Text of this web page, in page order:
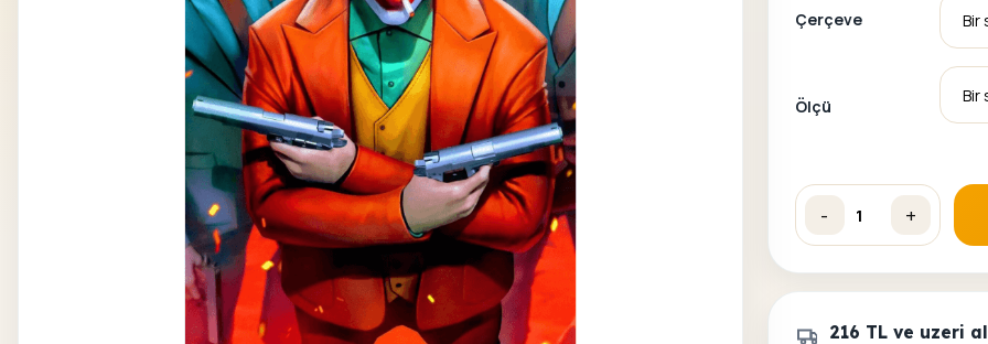
Çerçeve
Ölçü
-
Joker 19 Sayılarla
+
216 TL ve uzeri